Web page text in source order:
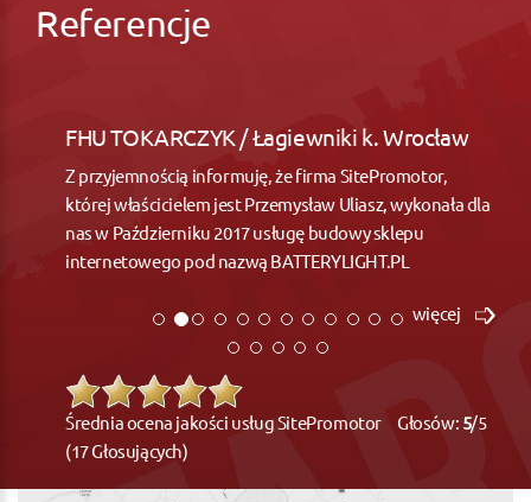
Referencje
FHU TOKARCZYK / Łagiewniki k. Wrocław
Z przyjemnością informuję, że firma SitePromotor,
której właścicielem jest Przemysław Uliasz, wykonała dla
nas w Październiku 2017 usługę budowy sklepu
internetowego pod nazwą BATTERYLIGHT.PL
więcej
Średnia ocena jakości usług SitePromotor Głosów: 5/5
(17 Głosujących)